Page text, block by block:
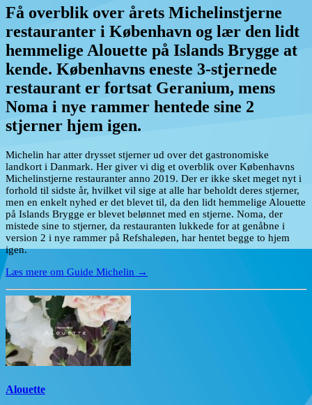
Få overblik over årets Michelinstjerne
restauranter i København og lær den lidt
hemmelige Alouette på Islands Brygge at
kende. Københavns eneste 3-stjernede
restaurant er fortsat Geranium, mens
Noma i nye rammer hentede sine 2
stjerner hjem igen.
Michelin har atter drysset stjerner ud over det gastronomiske
landkort i Danmark. Her giver vi dig et overblik over Københavns
Michelinstjerne restauranter anno 2019. Der er ikke sket meget nyt i
forhold til sidste år, hvilket vil sige at alle har beholdt deres stjerner,
men en enkelt nyhed er det blevet til, da den lidt hemmelige Alouette
på Islands Brygge er blevet belønnet med en stjerne. Noma, der
mistede sine to stjerner, da restauranten lukkede for at genåbne i
version 2 i nye rammer på Refshaleøen, har hentet begge to hjem
igen.
Læs mere om Guide Michelin →
Alouette